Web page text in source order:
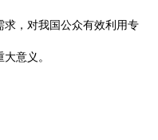
，对我国公众有效利用专
意义。